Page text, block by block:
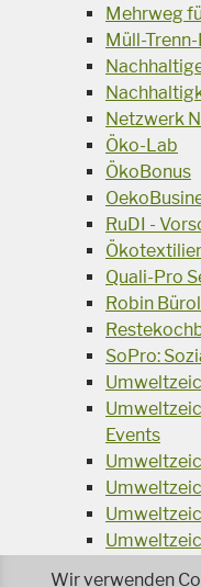
Mehrweg
Müll-
Netzwerk
Öko-Lab
ÖkoBonus
RuDI -
Quali-Pro
Robin
SoPro:
Events
Wir verwenden